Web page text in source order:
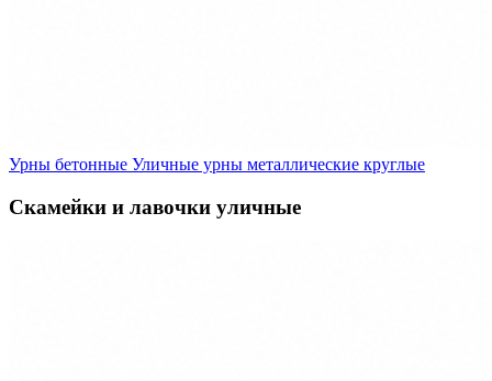
Урны бетонные Уличные урны металлические круглые
Скамейки и лавочки уличные